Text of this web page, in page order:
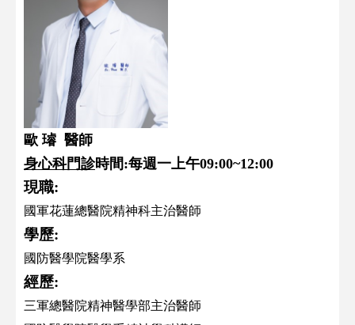
歐 璿 醫師
身心科門診時間:每週一上午09:00~12:00
現職:
國軍花蓮總醫院精神科主治醫師
學歷:
國防醫學院醫學系
經歷:
三軍總醫院精神醫學部主治醫師